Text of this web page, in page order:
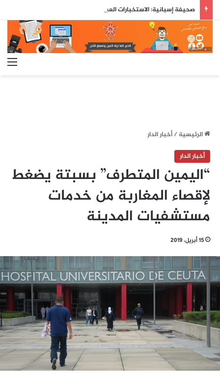
الرئيسية/أخبار الدار
أخبار الدار
“اليمين المتطرف” بسبتة يضغط
لإقصاء المغاربة من خدمات
مستشفيات المدينة
15 أبريل، 2019